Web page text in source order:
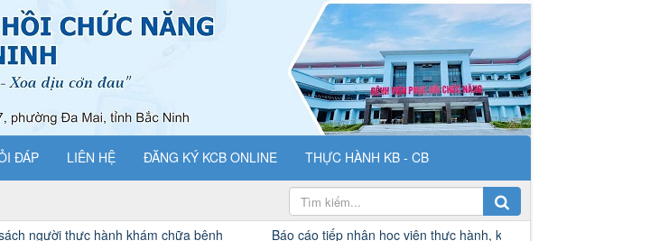
ĐÁP LIÊN HỆ ĐĂNG KÝ KCB ONLINE THỰC HÀNH KB - CB
chữa bệnh
Báo cáo tiếp nhận học viên thực hành, khám bệnh, chữa bệnh